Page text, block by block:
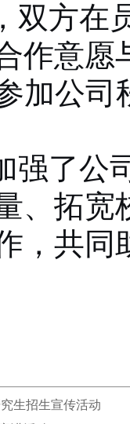
双方在
作意愿
加公司
强了公
、拓宽
，共同
生招生宣传活动